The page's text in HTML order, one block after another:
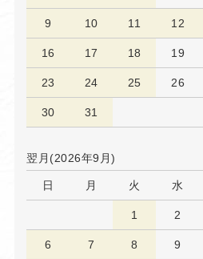
9 10 11 12
16 17 18 19
23 24 25 26
30 31
翌月(2026年9月)
日 月 火 水
1 2
6 7 8 9